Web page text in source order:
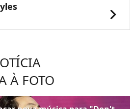
chevron_right
À FOTO